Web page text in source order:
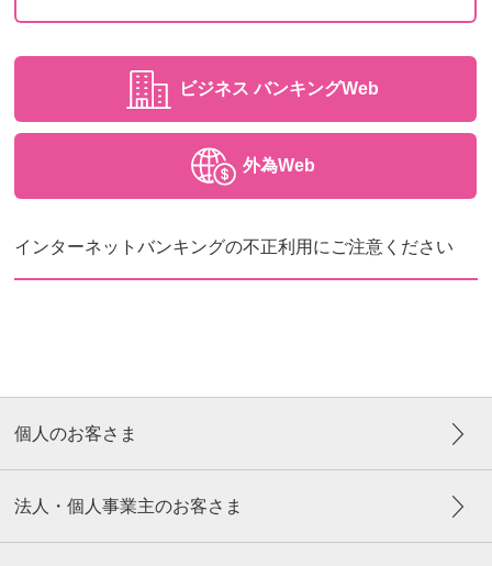
ビジネス バンキングWeb
外為Web
インターネットバンキングの不正利用にご注意ください
個人のお客さま
法人・個人事業主のお客さま